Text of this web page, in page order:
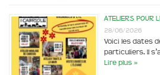
Ateliers pour
28/06/2026
Voici les dates
particuliers. Il
Lire plus »